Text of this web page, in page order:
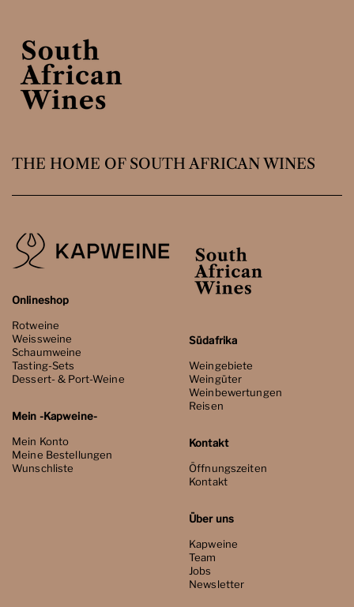
THE HOME OF SOUTH AFRICAN WINES
Onlineshop
Rotweine
Weissweine
Schaumweine
Tasting-Sets
Dessert- & Port-Weine
Mein -Kapweine-
Mein Konto
Meine Bestellungen
Wunschliste
Südafrika
Weingebiete
Weingüter
Weinbewertungen
Reisen
Kontakt
Öffnungszeiten
Kontakt
Über uns
Kapweine
Team
Jobs
Newsletter